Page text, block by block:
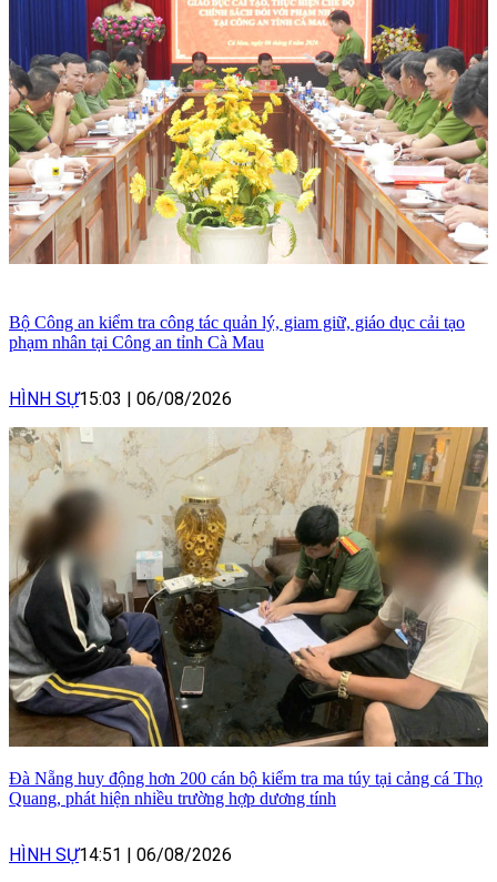
Bộ Công an kiểm tra công tác quản lý, giam giữ, giáo dục cải tạo
phạm nhân tại Công an tỉnh Cà Mau
HÌNH SỰ15:03 | 06/08/2026
Đà Nẵng huy động hơn 200 cán bộ kiểm tra ma túy tại cảng cá Thọ
Quang, phát hiện nhiều trường hợp dương tính
HÌNH SỰ14:51 | 06/08/2026